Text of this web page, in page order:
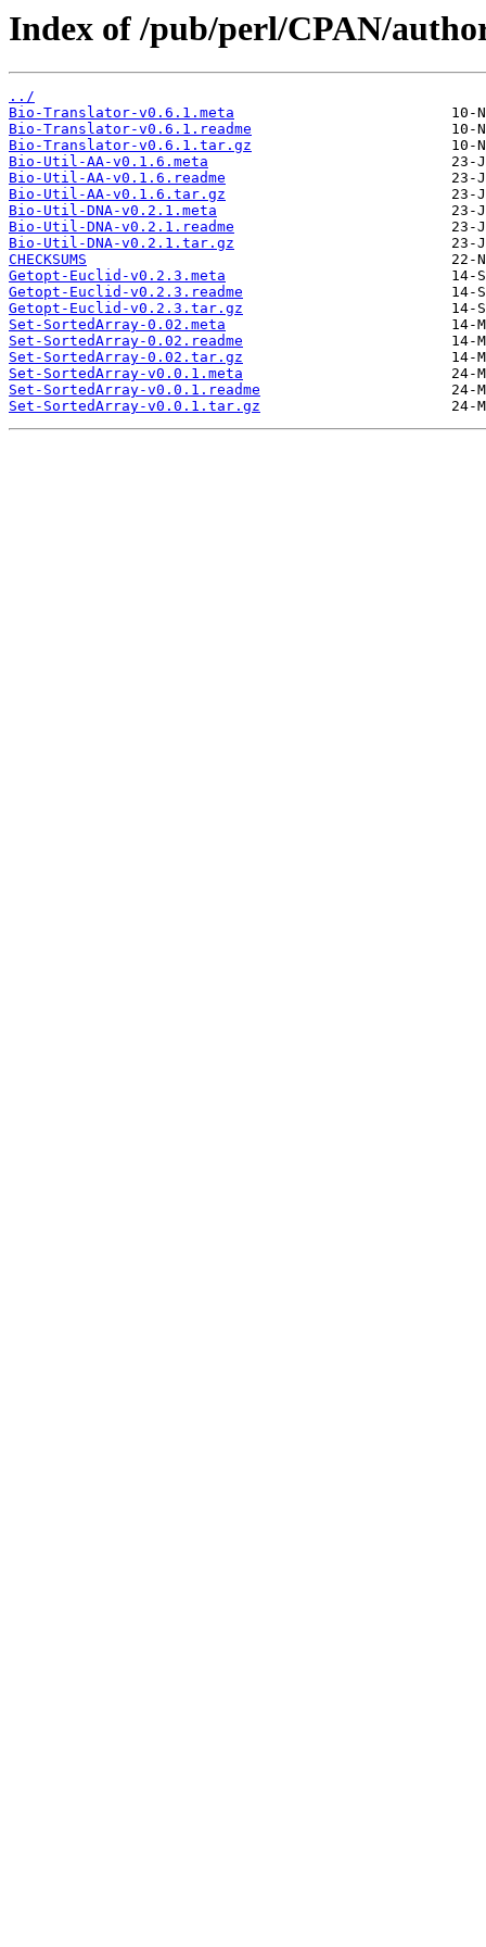
Index of /pub/perl/CPAN/
../
Bio-Translator-v0.6.1.meta
Bio-Translator-v0.6.1.readme
Bio-Translator-v0.6.1.tar.gz
Bio-Util-AA-v0.1.6.meta
Bio-Util-AA-v0.1.6.readme
Bio-Util-AA-v0.1.6.tar.gz
Bio-Util-DNA-v0.2.1.meta
Bio-Util-DNA-v0.2.1.readme
Bio-Util-DNA-v0.2.1.tar.gz
CHECKSUMS
Getopt-Euclid-v0.2.3.meta
Getopt-Euclid-v0.2.3.readme
Getopt-Euclid-v0.2.3.tar.gz
Set-SortedArray-0.02.meta
Set-SortedArray-0.02.readme
Set-SortedArray-0.02.tar.gz
Set-SortedArray-v0.0.1.meta
Set-SortedArray-v0.0.1.readme
Set-SortedArray-v0.0.1.tar.gz